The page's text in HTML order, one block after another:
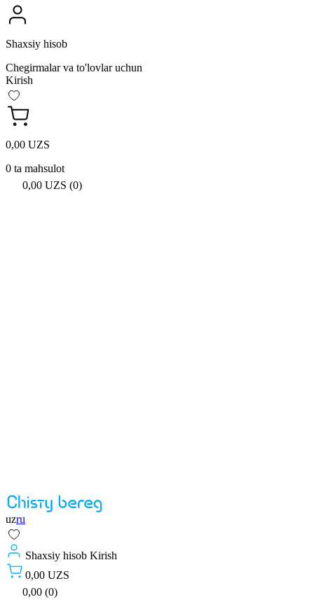
Shaxsiy hisob
Chegirmalar va to'lovlar uchun
Kirish
0,00 UZS
0 ta mahsulot
0,00 UZS (0)
uzru
Shaxsiy hisob Kirish
0,00 UZS
0,00 (0)